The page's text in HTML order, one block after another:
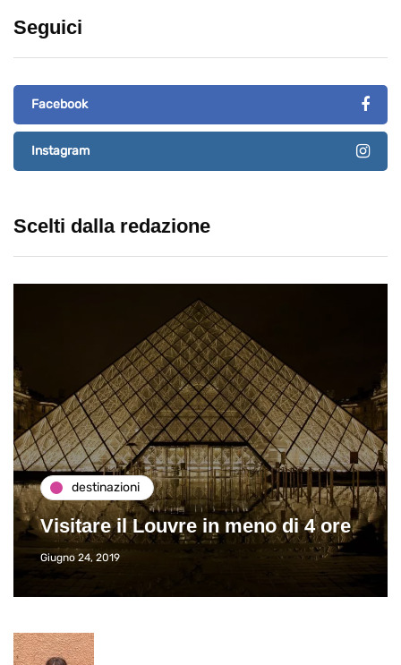
Seguici
Facebook
Instagram
Scelti dalla redazione
destinazioni
Visitare il Louvre in meno di 4 ore
Giugno 24, 2019